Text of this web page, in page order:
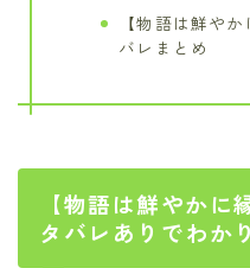
【物語は鮮や
バレまとめ
【物語は鮮やか
タバレありでわか